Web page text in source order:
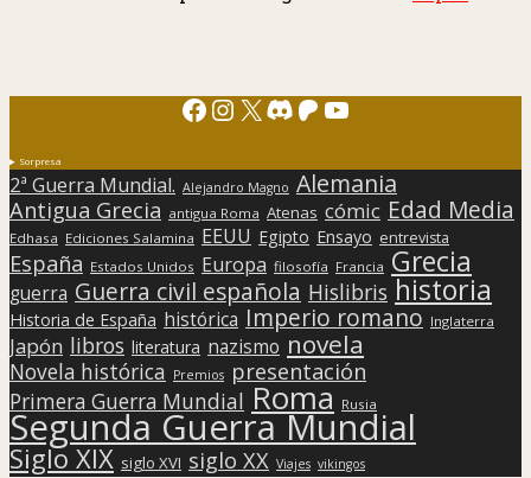
Facebook
Instagram
X Discord
Patreon
YouTube
Sorpresa
2ª Guerra Mundial. Alejandro Magno Alemania
Antigua Grecia antigua Roma Atenas cómic Edad Media
Edhasa Ediciones Salamina EEUU Egipto Ensayo entrevista
España Estados Unidos Europa filosofía Francia Grecia
guerra Guerra civil española Hislibris historia
Historia de España histórica Imperio romano Inglaterra
Japón libros literatura nazismo novela
Novela histórica Premios presentación
Primera Guerra Mundial Roma Rusia
Segunda Guerra Mundial
Siglo XIX siglo XVI siglo XX Viajes vikingos